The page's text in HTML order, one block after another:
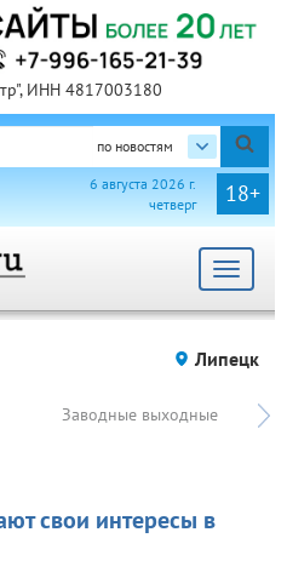
ИНН 4817003180
по новостям
18+
6 августа 2026 г.
четверг
Toggle
Липецк
Заводные выходные
свои интересы в